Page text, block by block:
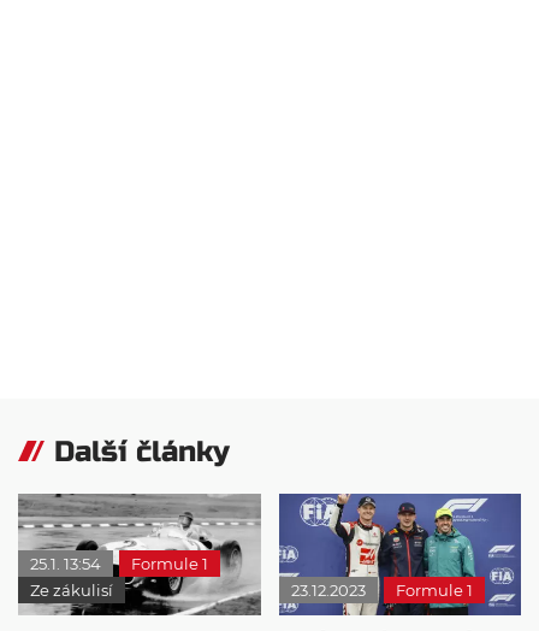
Další články
25.1. 13:54
Formule 1
Ze zákulisí
23.12.2023 Formule 1